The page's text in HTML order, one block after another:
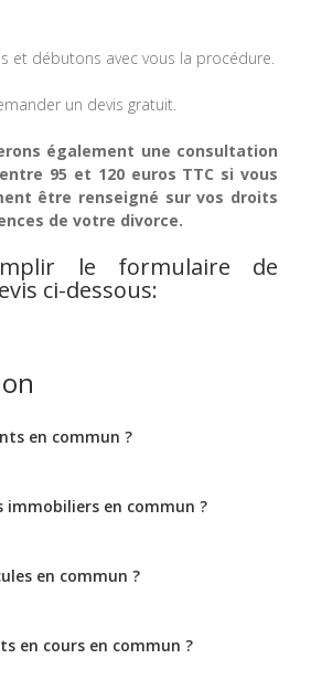
et débutons avec vous la procédure.
un devis gratuit.
également une consultation
95 et 120 euros TTC si vous
être renseigné sur vos droits
de votre divorce.
le formulaire de
ci-dessous:
en commun ?
immobiliers en commun ?
en commun ?
en cours en commun ?